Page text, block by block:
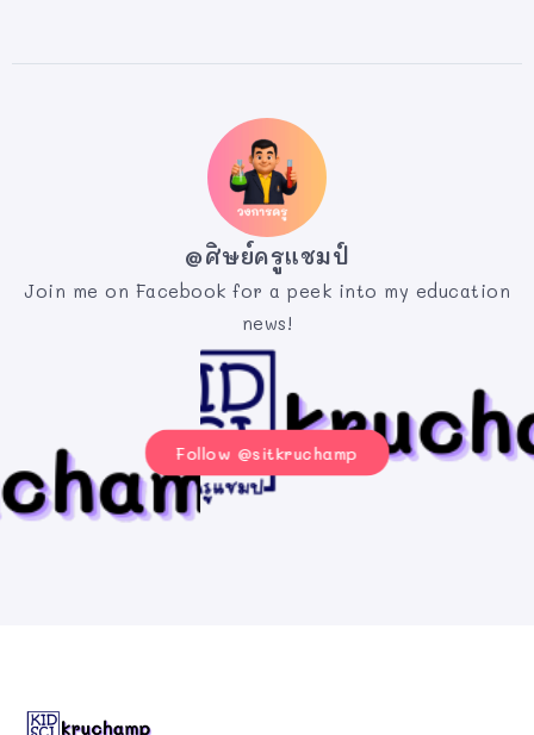
@ศิษย์ครูแชมป์
Join me on Facebook for a peek into my education
news!
Follow @sitkruchamp